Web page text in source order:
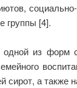
группы [4].
из форм
сирот, а